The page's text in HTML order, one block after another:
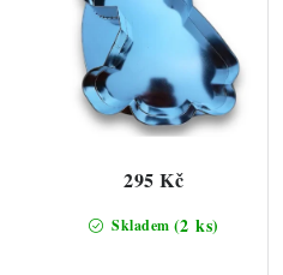
Skladem (2 ks)
295 Kč